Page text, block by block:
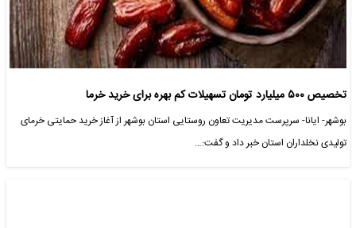
تخصیص ۵۰۰ میلیارد تومان تسهیلات کم بهره برای خرید خرما
بوشهر- ایانا- سرپرست مدیریت تعاون روستایی استان بوشهر از آغاز خرید حمایتی خرمای
تولیدی نخلداران استان خبر داد و گفت:…